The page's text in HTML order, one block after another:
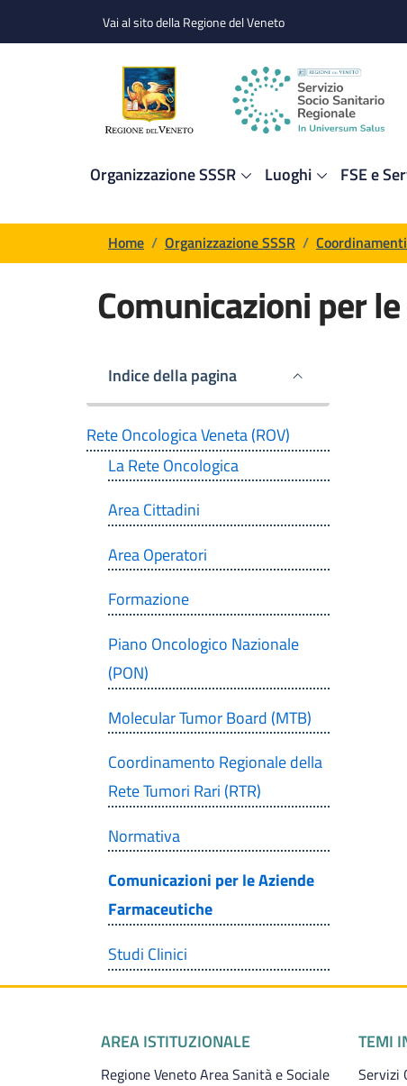
Vai al sito della Regione del Veneto
Organizzazione SSSR Luoghi FSE e
Briciole di pane
Home / Organizzazione SSSR /
Comunicazioni per
Contenuto di
Indice della pagina
Rete Oncologica Veneta (ROV)
La Rete Oncologica
Area Cittadini
Area Operatori
Formazione
Piano Oncologico Nazionale
(PON)
Molecular Tumor Board (MTB)
Coordinamento Regionale della
Rete Tumori Rari (RTR)
Normativa
Comunicazioni per le Aziende
Farmaceutiche
Studi Clinici
Piè di pagina
AREA ISTITUZIONALE
Regione Veneto Area Sanità e Sociale
TEMI
Servizi